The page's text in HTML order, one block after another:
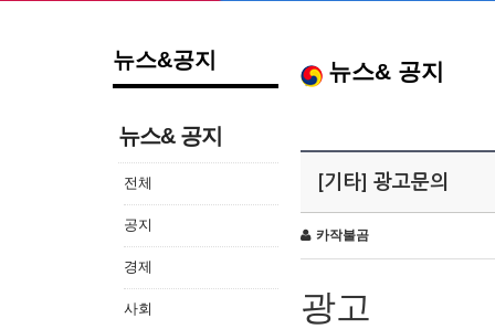
뉴스&공지
뉴스& 공지
전체
공지
경제
사회
뉴스& 공지
[기타] 광고문의
카작불곰
광고